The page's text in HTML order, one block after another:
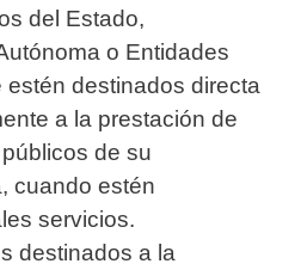
del Estado,
o Entidades
estén destinados directa
a la prestación de
de su
cuando estén
servicios.
destinados a la